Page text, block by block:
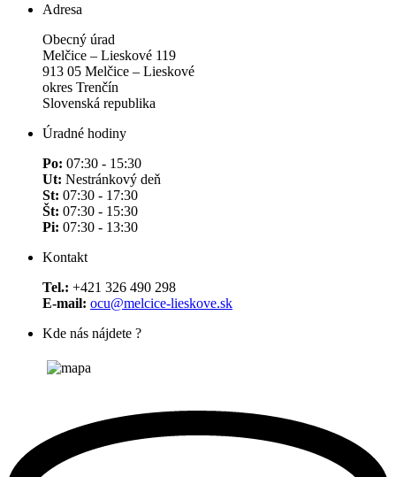
Adresa
Obecný úrad
Melčice – Lieskové 119
913 05 Melčice – Lieskové
okres Trenčín
Slovenská republika
Úradné hodiny
Po: 07:30 - 15:30
Ut: Nestránkový deň
St: 07:30 - 17:30
Št: 07:30 - 15:30
Pi: 07:30 - 13:30
Kontakt
Tel.: +421 326 490 298
E-mail: ocu@melcice-lieskove.sk
Kde nás nájdete ?